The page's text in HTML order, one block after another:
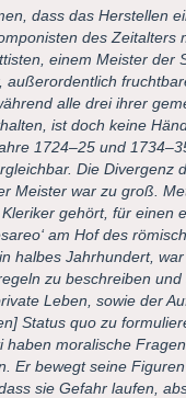
dass das Herstellen
des Zeitalters
einem Meister der
außerordentlich
alle drei ihrer
ist doch keine
1724–25 und
Die Divergenz
Meister war zu groß.
gehört, für einen
am Hof des
halbes Jahrhundert,
zu beschreiben
Leben, sowie der
Status quo zu
haben moralische
Er bewegt seine
sie Gefahr laufen,